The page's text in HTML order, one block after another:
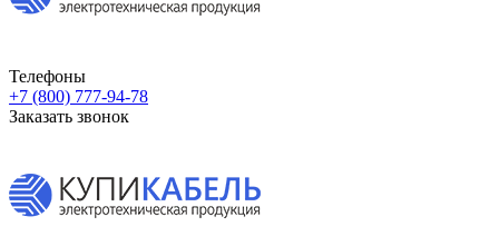
Телефоны
+7 (800) 777-94-78
Заказать звонок